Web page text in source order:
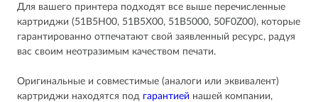
Для вашего принтера подходят все выше перечисленные
картриджи (51B5H00, 51B5X00, 51B5000, 50F0Z00), которые
гарантированно отпечатают свой заявленный ресурс, радуя
вас своим неотразимым качеством печати.
Оригинальные и совместимые (аналоги или эквивалент)
картриджи находятся под гарантией нашей компании,